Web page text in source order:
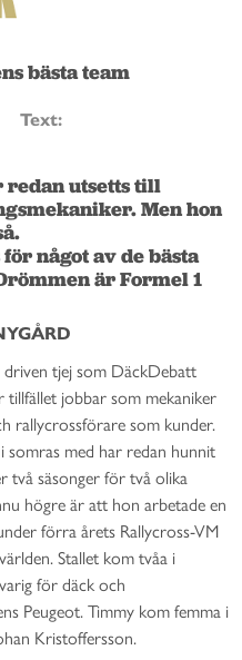
bästa team
Text:
redan utsetts till
Men hon
något av de bästa
är Formel 1
tjej som DäckDebatt
jobbar som mekaniker
rallycrossförare som kunder.
somras med har redan hunnit
två säsonger för två olika
högre är att hon arbetade en
förra årets Rallycross-VM
Stallet kom tvåa i
för däck och
Peugeot. Timmy kom femma i
Kristoffersson.